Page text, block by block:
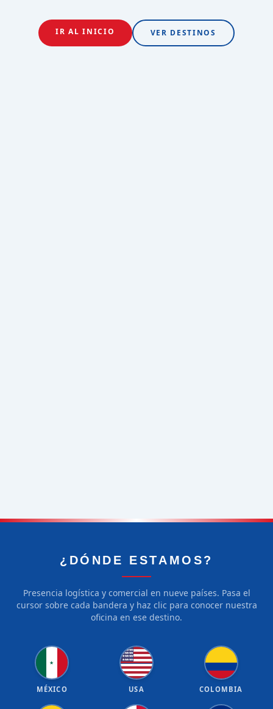
IR AL INICIO VER DESTINOS
¿DÓNDE ESTAMOS?
Presencia logística y comercial en nueve países. Pasa el
cursor sobre cada bandera y haz clic para conocer nuestra
oficina en ese destino.
★
MÉXICO
★★★★★
★★★★★
★★★★★
★★★★★
USA COLOMBIA